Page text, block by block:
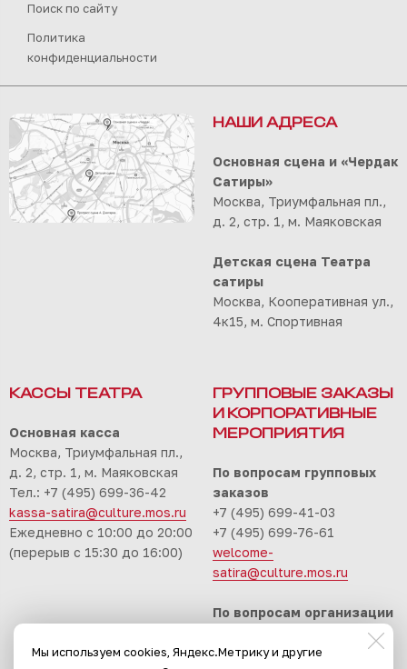
Поиск по сайту
Политика
конфиденциальности
НАШИ АДРЕСА
Основная сцена и «Чердак
Сатиры»
Москва, Триумфальная пл.,
д. 2, стр. 1, м. Маяковская
Детская сцена Театра
сатиры
Москва, Кооперативная ул.,
4к15, м. Спортивная
КАССЫ ТЕАТРА
Основная касса
Москва, Триумфальная пл.,
д. 2, стр. 1, м. Маяковская
Тел.: +7 (495) 699-36-42
kassa-satira@culture.mos.ru
Ежедневно с 10:00 до 20:00
(перерыв с 15:30 до 16:00)
ГРУППОВЫЕ ЗАКАЗЫ
И КОРПОРАТИВНЫЕ
МЕРОПРИЯТИЯ
По вопросам групповых
заказов
+7 (495) 699-41-03
+7 (495) 699-76-61
welcome-
satira@culture.mos.ru
По вопросам организации
мероприятий
Мы используем cookies, Яндекс.Метрику и другие